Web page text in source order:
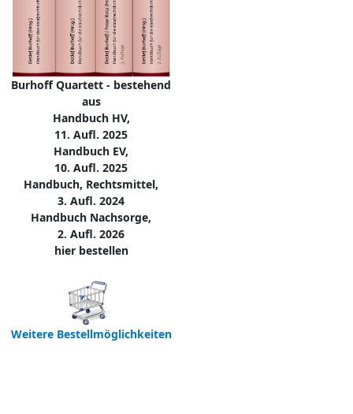
Burhoff Quartett - bestehend
aus
Handbuch HV,
11. Aufl. 2025
Handbuch EV,
10. Aufl. 2025
Handbuch, Rechtsmittel,
3. Aufl. 2024
Handbuch Nachsorge,
2. Aufl. 2026
hier bestellen
Weitere Bestellmöglichkeiten